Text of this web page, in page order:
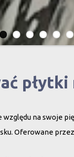
na swoje
Oferowane